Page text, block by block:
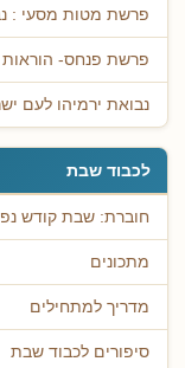
פרשת מטות מסעי :
פרשת פנחס- הוראות
נבואת ירמיהו לעם
לכבוד שבת
חוברת: שבת קודש
מתכונים
מדריך למתחילים
סיפורים לכבוד שבת